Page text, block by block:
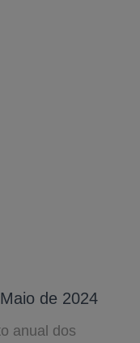
de 2024
anual dos